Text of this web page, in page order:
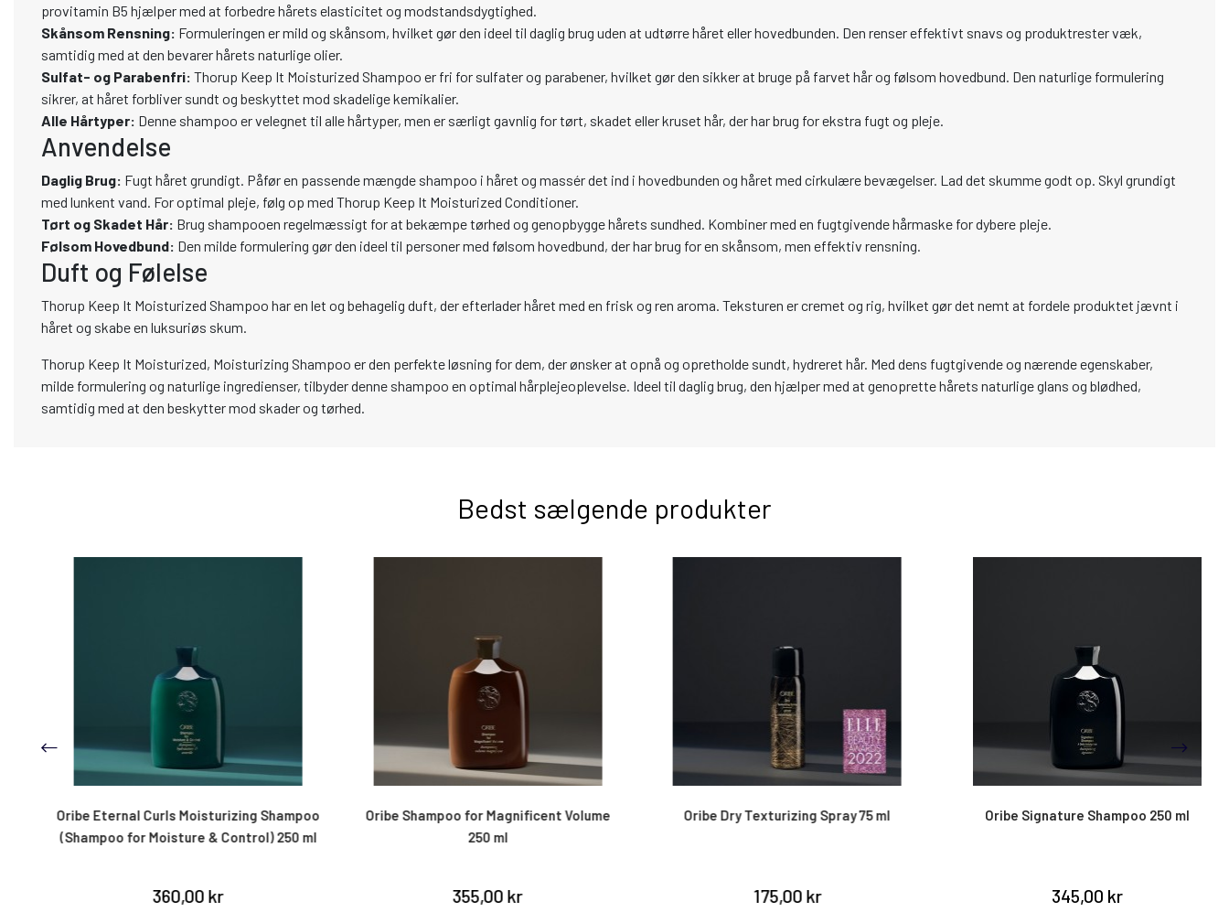
provitamin B5 hjælper med at forbedre hårets elasticitet og modstandsdygtighed.
Skånsom Rensning: Formuleringen er mild og skånsom, hvilket gør den ideel til daglig brug uden at udtørre håret eller hovedbunden. Den renser effektivt snavs og produktrester væk,
samtidig med at den bevarer hårets naturlige olier.
Sulfat- og Parabenfri: Thorup Keep It Moisturized Shampoo er fri for sulfater og parabener, hvilket gør den sikker at bruge på farvet hår og følsom hovedbund. Den naturlige formulering
sikrer, at håret forbliver sundt og beskyttet mod skadelige kemikalier.
Alle Hårtyper: Denne shampoo er velegnet til alle hårtyper, men er særligt gavnlig for tørt, skadet eller kruset hår, der har brug for ekstra fugt og pleje.
Anvendelse
Daglig Brug: Fugt håret grundigt. Påfør en passende mængde shampoo i håret og massér det ind i hovedbunden og håret med cirkulære bevægelser. Lad det skumme godt op. Skyl grundigt
med lunkent vand. For optimal pleje, følg op med Thorup Keep It Moisturized Conditioner.
Tørt og Skadet Hår: Brug shampooen regelmæssigt for at bekæmpe tørhed og genopbygge hårets sundhed. Kombiner med en fugtgivende hårmaske for dybere pleje.
Følsom Hovedbund: Den milde formulering gør den ideel til personer med følsom hovedbund, der har brug for en skånsom, men effektiv rensning.
Duft og Følelse
Thorup Keep It Moisturized Shampoo har en let og behagelig duft, der efterlader håret med en frisk og ren aroma. Teksturen er cremet og rig, hvilket gør det nemt at fordele produktet jævnt i
håret og skabe en luksuriøs skum.
Thorup Keep It Moisturized, Moisturizing Shampoo er den perfekte løsning for dem, der ønsker at opnå og opretholde sundt, hydreret hår. Med dens fugtgivende og nærende egenskaber,
milde formulering og naturlige ingredienser, tilbyder denne shampoo en optimal hårplejeoplevelse. Ideel til daglig brug, den hjælper med at genoprette hårets naturlige glans og blødhed,
samtidig med at den beskytter mod skader og tørhed.
Bedst sælgende produkter
Oribe Eternal Curls Moisturizing Shampoo
(Shampoo for Moisture & Control) 250 ml
360,00 kr
Oribe Shampoo for Magnificent Volume
250 ml
355,00 kr
Oribe Dry Texturizing Spray 75 ml
175,00 kr
Oribe Signature Shampoo 250 ml
345,00 kr